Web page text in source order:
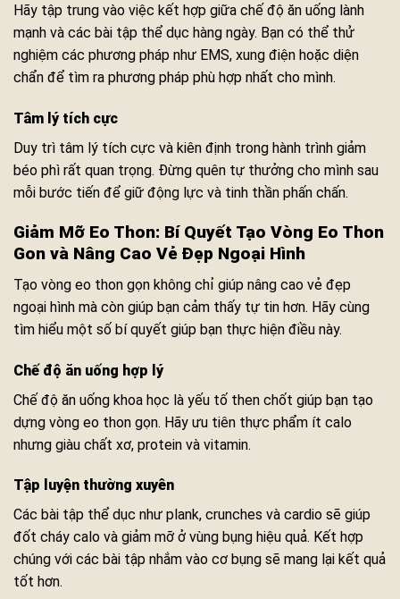
Hãy tập trung vào việc kết hợp giữa chế độ ăn uống lành
mạnh và các bài tập thể dục hàng ngày. Bạn có thể thử
nghiệm các phương pháp như EMS, xung điện hoặc diện
chẩn để tìm ra phương pháp phù hợp nhất cho mình.
Tâm lý tích cực
Duy trì tâm lý tích cực và kiên định trong hành trình giảm
béo phì rất quan trọng. Đừng quên tự thưởng cho mình sau
mỗi bước tiến để giữ động lực và tinh thần phấn chấn.
Giảm Mỡ Eo Thon: Bí Quyết Tạo Vòng Eo Thon
Gon và Nâng Cao Vẻ Đẹp Ngoại Hình
Tạo vòng eo thon gọn không chỉ giúp nâng cao vẻ đẹp
ngoại hình mà còn giúp bạn cảm thấy tự tin hơn. Hãy cùng
tìm hiểu một số bí quyết giúp bạn thực hiện điều này.
Chế độ ăn uống hợp lý
Chế độ ăn uống khoa học là yếu tố then chốt giúp bạn tạo
dựng vòng eo thon gọn. Hãy ưu tiên thực phẩm ít calo
nhưng giàu chất xơ, protein và vitamin.
Tập luyện thường xuyên
Các bài tập thể dục như plank, crunches và cardio sẽ giúp
đốt cháy calo và giảm mỡ ở vùng bụng hiệu quả. Kết hợp
chúng với các bài tập nhắm vào cơ bụng sẽ mang lại kết quả
tốt hơn.